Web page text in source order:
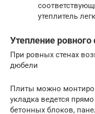
утеплитель
Утепление ровного
При ровных стенах
дюбели
Плиты можно
укладка ведется
бетонных блоков,